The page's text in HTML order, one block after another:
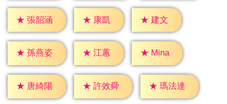
★ 張韶涵 ★ 康凱 ★ 建文
★ 孫燕姿 ★ 江蕙 ★ Mina
★ 唐綺陽 ★ 許效舜 ★ 瑪法達